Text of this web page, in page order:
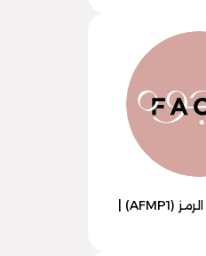
قسيمة وجوه | الرمز (AFMP1) |